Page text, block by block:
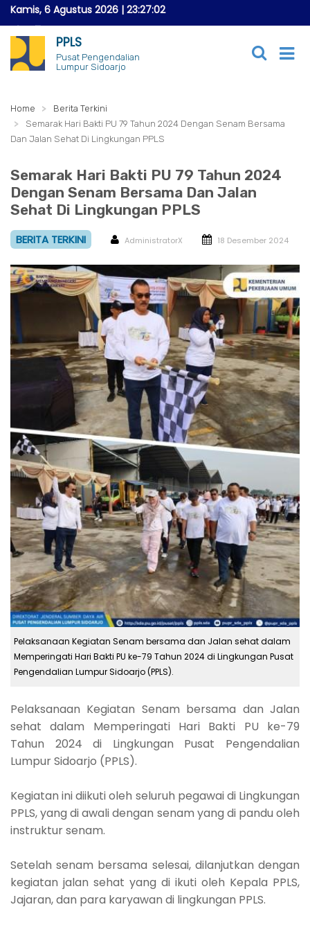
Kamis, 6 Agustus 2026 | 23:27:03
PPLS
Pusat Pengendalian
Lumpur Sidoarjo
Home
Berita Terkini
Semarak Hari Bakti PU 79 Tahun 2024 Dengan Senam Bersama
Dan Jalan Sehat Di Lingkungan PPLS
Semarak Hari Bakti PU 79 Tahun 2024
Dengan Senam Bersama Dan Jalan
Sehat Di Lingkungan PPLS
BERITA TERKINI AdministratorX 18 Desember 2024
Pelaksanaan Kegiatan Senam bersama dan Jalan sehat dalam
Memperingati Hari Bakti PU ke-79 Tahun 2024 di Lingkungan Pusat
Pengendalian Lumpur Sidoarjo (PPLS).
Pelaksanaan Kegiatan Senam bersama dan Jalan
sehat dalam Memperingati Hari Bakti PU ke-79
Tahun 2024 di Lingkungan Pusat Pengendalian
Lumpur Sidoarjo (PPLS).
Kegiatan ini diikuti oleh seluruh pegawai di Lingkungan
PPLS, yang di awali dengan senam yang di pandu oleh
instruktur senam.
Setelah senam bersama selesai, dilanjutkan dengan
kegiatan jalan sehat yang di ikuti oleh Kepala PPLS,
Jajaran, dan para karyawan di lingkungan PPLS.